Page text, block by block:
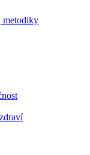
metodiky